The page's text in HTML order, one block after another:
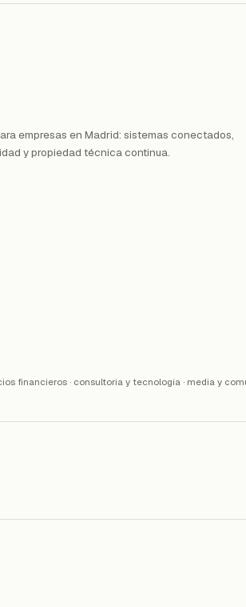
empresas en Madrid: sistemas conectados,
y propiedad técnica continua.
financieros · consultoría y tecnología · media y